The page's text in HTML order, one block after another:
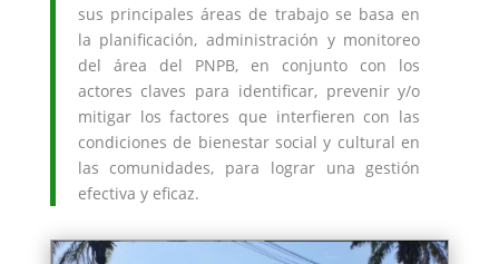
sus principales áreas de trabajo se basa en
la planificación, administración y monitoreo
del área del PNPB, en conjunto con los
actores claves para identificar, prevenir y/o
mitigar los factores que interfieren con las
condiciones de bienestar social y cultural en
las comunidades, para lograr una gestión
efectiva y eficaz.